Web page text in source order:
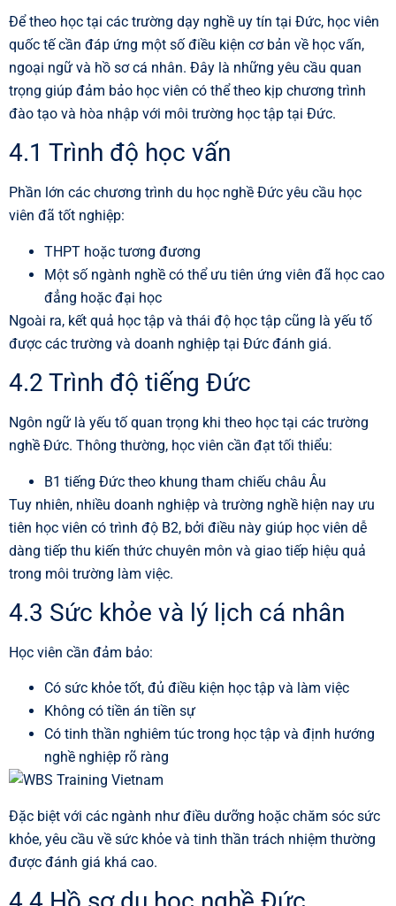
Để theo học tại các trường dạy nghề uy tín tại Đức, học viên
quốc tế cần đáp ứng một số điều kiện cơ bản về học vấn,
ngoại ngữ và hồ sơ cá nhân. Đây là những yêu cầu quan
trọng giúp đảm bảo học viên có thể theo kịp chương trình
đào tạo và hòa nhập với môi trường học tập tại Đức.
4.1 Trình độ học vấn
Phần lớn các chương trình du học nghề Đức yêu cầu học
viên đã tốt nghiệp:
THPT hoặc tương đương
Một số ngành nghề có thể ưu tiên ứng viên đã học cao
đẳng hoặc đại học
Ngoài ra, kết quả học tập và thái độ học tập cũng là yếu tố
được các trường và doanh nghiệp tại Đức đánh giá.
4.2 Trình độ tiếng Đức
Ngôn ngữ là yếu tố quan trọng khi theo học tại các trường
nghề Đức. Thông thường, học viên cần đạt tối thiểu:
B1 tiếng Đức theo khung tham chiếu châu Âu
Tuy nhiên, nhiều doanh nghiệp và trường nghề hiện nay ưu
tiên học viên có trình độ B2, bởi điều này giúp học viên dễ
dàng tiếp thu kiến thức chuyên môn và giao tiếp hiệu quả
trong môi trường làm việc.
4.3 Sức khỏe và lý lịch cá nhân
Học viên cần đảm bảo:
Có sức khỏe tốt, đủ điều kiện học tập và làm việc
Không có tiền án tiền sự
Có tinh thần nghiêm túc trong học tập và định hướng
nghề nghiệp rõ ràng
Đặc biệt với các ngành như điều dưỡng hoặc chăm sóc sức
khỏe, yêu cầu về sức khỏe và tinh thần trách nhiệm thường
được đánh giá khá cao.